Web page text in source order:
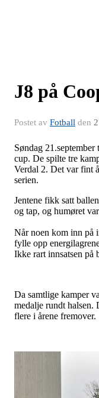
J8 på
Postet av Fotball den
Søndag
cup. De spilte tre
Verdal 2. Det var fint
serien.
Jentene fikk satt
og tap, og humøret
Når noen kom inn på
fylle opp
Ikke rart innsatsen på
Da samtlige kamper
medalje rundt halsen.
flere i årene fremover.